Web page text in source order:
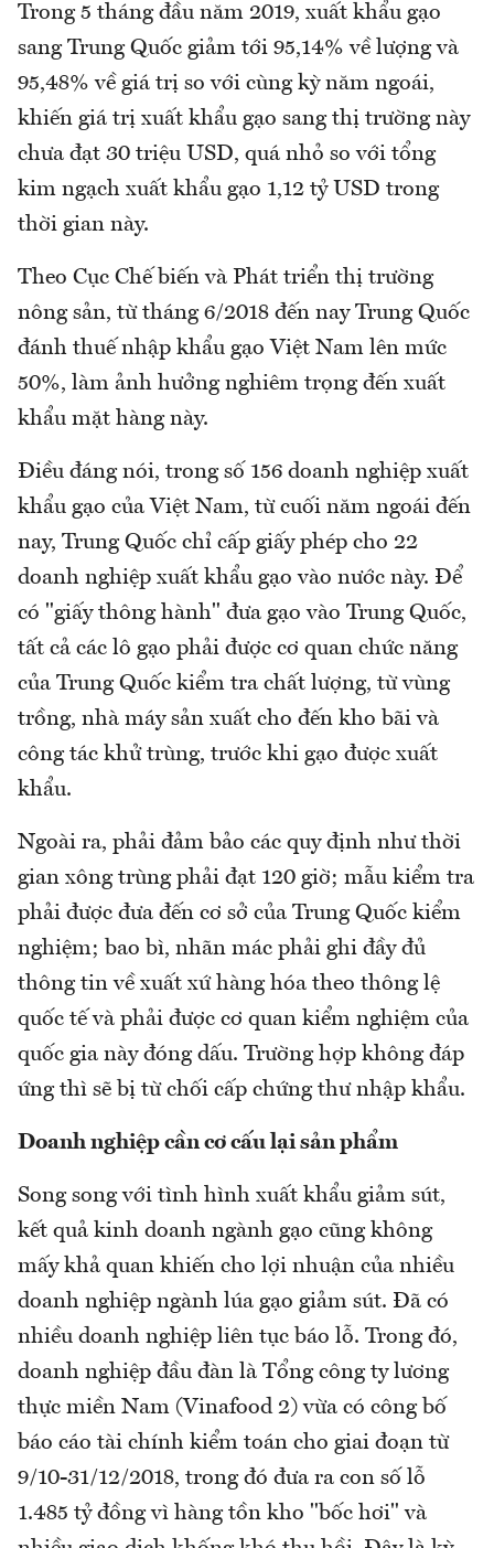
Trong 5 tháng đầu năm 2019, xuất khẩu gạo
sang Trung Quốc giảm tới 95,14% về lượng và
95,48% về giá trị so với cùng kỳ năm ngoái,
khiến giá trị xuất khẩu gạo sang thị trường này
chưa đạt 30 triệu USD, quá nhỏ so với tổng
kim ngạch xuất khẩu gạo 1,12 tỷ USD trong
thời gian này.
Theo Cục Chế biến và Phát triển thị trường
nông sản, từ tháng 6/2018 đến nay Trung Quốc
đánh thuế nhập khẩu gạo Việt Nam lên mức
50%, làm ảnh hưởng nghiêm trọng đến xuất
khẩu mặt hàng này.
Điều đáng nói, trong số 156 doanh nghiệp xuất
khẩu gạo của Việt Nam, từ cuối năm ngoái đến
nay, Trung Quốc chỉ cấp giấy phép cho 22
doanh nghiệp xuất khẩu gạo vào nước này. Để
có "giấy thông hành" đưa gạo vào Trung Quốc,
tất cả các lô gạo phải được cơ quan chức năng
của Trung Quốc kiểm tra chất lượng, từ vùng
trồng, nhà máy sản xuất cho đến kho bãi và
công tác khử trùng, trước khi gạo được xuất
khẩu.
Ngoài ra, phải đảm bảo các quy định như thời
gian xông trùng phải đạt 120 giờ; mẫu kiểm tra
phải được đưa đến cơ sở của Trung Quốc kiểm
nghiệm; bao bì, nhãn mác phải ghi đầy đủ
thông tin về xuất xứ hàng hóa theo thông lệ
quốc tế và phải được cơ quan kiểm nghiệm của
quốc gia này đóng dấu. Trường hợp không đáp
ứng thì sẽ bị từ chối cấp chứng thư nhập khẩu.
Doanh nghiệp cần cơ cấu lại sản phẩm
Song song với tình hình xuất khẩu giảm sút,
kết quả kinh doanh ngành gạo cũng không
mấy khả quan khiến cho lợi nhuận của nhiều
doanh nghiệp ngành lúa gạo giảm sút. Đã có
nhiều doanh nghiệp liên tục báo lỗ. Trong đó,
doanh nghiệp đầu đàn là Tổng công ty lương
thực miền Nam (Vinafood 2) vừa có công bố
báo cáo tài chính kiểm toán cho giai đoạn từ
9/10-31/12/2018, trong đó đưa ra con số lỗ
1.485 tỷ đồng vì hàng tồn kho "bốc hơi" và